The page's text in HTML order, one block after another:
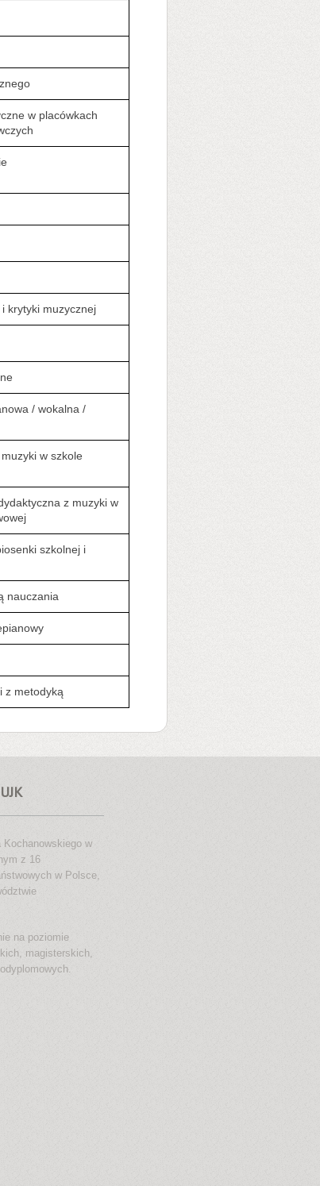
w placówkach
krytyki muzycznej
/ wokalna /
w szkole
z muzyki w
szkolnej i
nauczania
z metodyką
Kochanowskiego w
z 16
w Polsce,
na poziomie
magisterskich,